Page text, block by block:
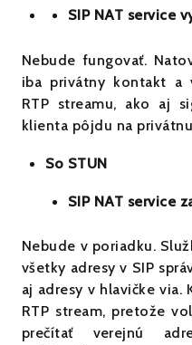
SIP NAT service
Nebude fungovať.
iba privátny kontakt a
RTP streamu, ako aj
klienta pôjdu na
So STUN
SIP NAT service
Nebude v poriadku.
všetky adresy v SIP
aj adresy v hlavičke
RTP stream, pretože
prečítať verejnú